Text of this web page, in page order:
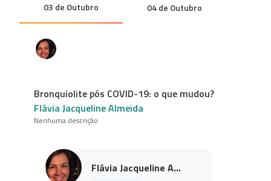
03 de Outubro 04 de Outubro
Bronquiolite pós COVID-19: o que mudou?
Flávia Jacqueline Almeida
Nenhuma descrição
Flávia Jacqueline A...